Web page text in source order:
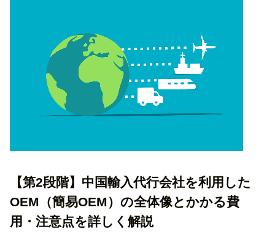
【第2段階】中国輸入代行会社を利用した
OEM（簡易OEM）の全体像とかかる費
用・注意点を詳しく解説